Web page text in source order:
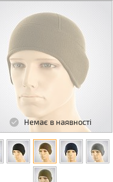
Немає в наявності